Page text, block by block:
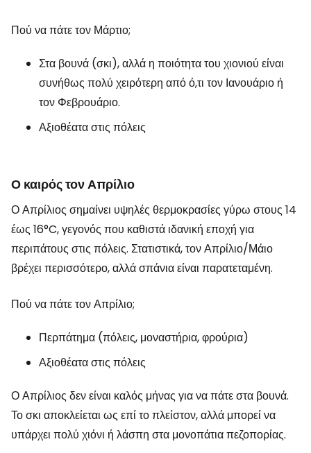
Πού να πάτε τον Μάρτιο;
Στα βουνά (σκι), αλλά η ποιότητα του χιονιού είναι
συνήθως πολύ χειρότερη από ό,τι τον Ιανουάριο ή
τον Φεβρουάριο.
Αξιοθέατα στις πόλεις
Ο καιρός τον Απρίλιο
Ο Απρίλιος σημαίνει υψηλές θερμοκρασίες γύρω στους 14
έως 16°C, γεγονός που καθιστά ιδανική εποχή για
περιπάτους στις πόλεις. Στατιστικά, τον Απρίλιο/Μάιο
βρέχει περισσότερο, αλλά σπάνια είναι παρατεταμένη.
Πού να πάτε τον Απρίλιο;
Περπάτημα (πόλεις, μοναστήρια, φρούρια)
Αξιοθέατα στις πόλεις
Ο Απρίλιος δεν είναι καλός μήνας για να πάτε στα βουνά.
Το σκι αποκλείεται ως επί το πλείστον, αλλά μπορεί να
υπάρχει πολύ χιόνι ή λάσπη στα μονοπάτια πεζοπορίας.